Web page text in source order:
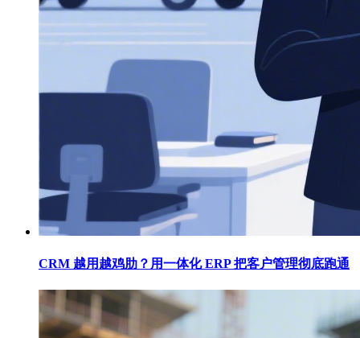
CRM 越用越鸡肋？用一体化 ERP 把客户管理彻底跑通